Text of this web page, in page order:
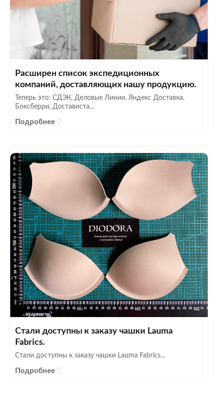
Расширен список экспедиционных
компаний, доставляющих нашу продукцию.
Теперь это: СДЭК, Деловые Линии, Яндекс Доставка,
Боксберри, Достависта...
Подробнее
Стали доступны к заказу чашки Lauma
Fabrics.
Стали доступны к заказу чашки Lauma Fabrics...
Подробнее